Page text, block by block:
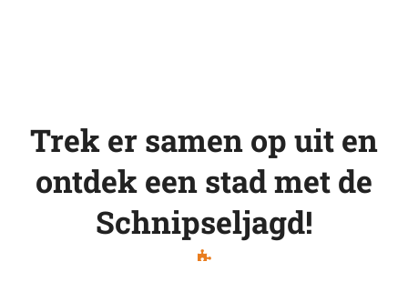
Trek er samen op uit en
ontdek een stad met de
Schnipseljagd!